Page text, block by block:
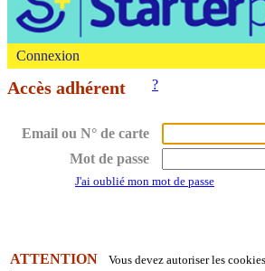
Connexion
Accès adhérent ?
Email ou N° de carte
Mot de passe
J'ai oublié mon mot de passe
ATTENTION
Vous devez autoriser les